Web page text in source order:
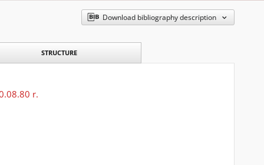
Download bibliography description
STRUCTURE
r.